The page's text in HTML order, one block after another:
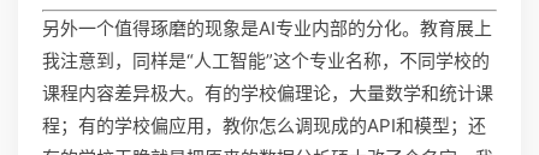
另外一个值得琢磨的现象是AI专业内部的分化。教育展上
我注意到，同样是“人工智能”这个专业名称，不同学校的
课程内容差异极大。有的学校偏理论，大量数学和统计课
程；有的学校偏应用，教你怎么调现成的API和模型；还